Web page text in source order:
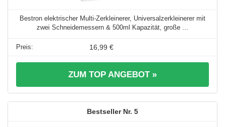
Bestron elektrischer Multi-Zerkleinerer, Universalzerkleinerer mit
zwei Schneidemessern & 500ml Kapazität, große ...
16,99 €
ZUM TOP ANGEBOT »
5